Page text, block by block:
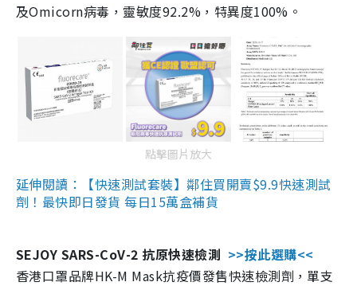
及Omicorn病毒，靈敏度92.2%，特異度100%。
點擊圖片放大
延伸閱讀：【快速測試套裝】鄰住買開賣$9.9快速測試
劑！最快即日發貨 每日15萬盒補貨
SEJOY SARS-CoV-2 抗原快速檢測 >>按此選購<<
香港口罩品牌HK-M Mask抗疫價發售快速檢測劑，單支